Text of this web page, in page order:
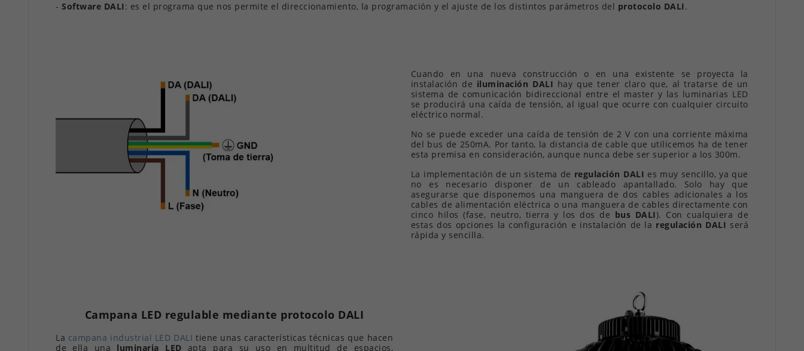
- Software DALI: es el programa que nos permite el direccionamiento, la programación y el ajuste de los distintos parámetros del protocolo DALI.
Cuando en una nueva construcción o en una existente se proyecta la
instalación de iluminación DALI hay que tener claro que, al tratarse de un
sistema de comunicación bidireccional entre el master y las luminarias LED
se producirá una caída de tensión, al igual que ocurre con cualquier circuito
eléctrico normal.
No se puede exceder una caída de tensión de 2 V con una corriente máxima
del bus de 250mA. Por tanto, la distancia de cable que utilicemos ha de tener
esta premisa en consideración, aunque nunca debe ser superior a los 300m.
La implementación de un sistema de regulación DALI es muy sencillo, ya que
no es necesario disponer de un cableado apantallado. Solo hay que
asegurarse que disponemos una manguera de dos cables adicionales a los
cables de alimentación eléctrica o una manguera de cables directamente con
cinco hilos (fase, neutro, tierra y los dos de bus DALI). Con cualquiera de
estas dos opciones la configuración e instalación de la regulación DALI será
rápida y sencilla.
Campana LED regulable mediante protocolo DALI
La campana industrial LED DALItiene unas características técnicas que hacen
de ella una luminaria LED apta para su uso en multitud de espacios,